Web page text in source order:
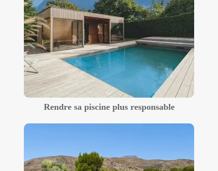
Rendre sa piscine plus responsable